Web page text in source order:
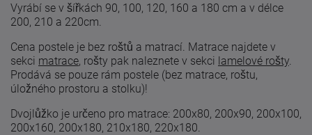
Vyrábí se v šířkách 90, 100, 120, 160 a 180 cm a v délce
200, 210 a 220cm.
Cena postele je bez roštů a matrací. Matrace najdete v
sekci matrace, rošty pak naleznete v sekci lamelové rošty
Prodává se pouze rám postele (bez matrace, roštu,
úložného prostoru a stolku)!
Dvojlůžko je určeno pro matrace: 200x80, 200x90, 200x100,
200x160, 200x180, 210x180, 220x180.